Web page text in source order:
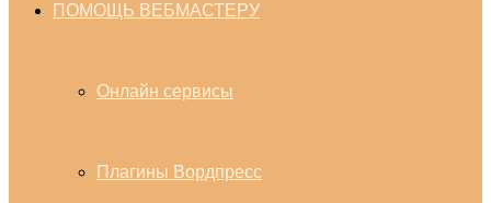
ПОМОЩЬ ВЕБМАСТЕРУ
Онлайн сервисы
Плагины Вордпресс